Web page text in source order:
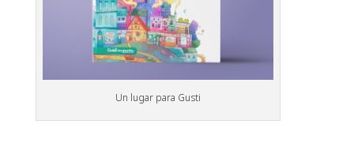
Un lugar para Gusti